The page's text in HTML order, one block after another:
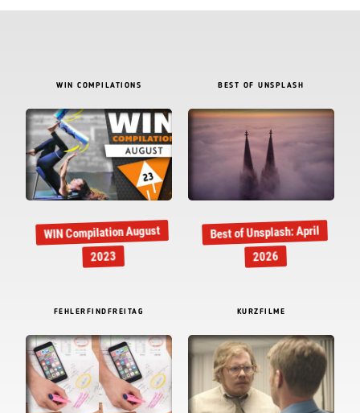
WIN COMPILATIONS
WIN Compilation August
2023
BEST OF UNSPLASH
Best of Unsplash: April
2026
FEHLERFINDFREITAG KURZFILME